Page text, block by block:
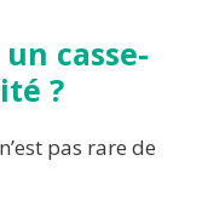
casse-
?
pas rare de